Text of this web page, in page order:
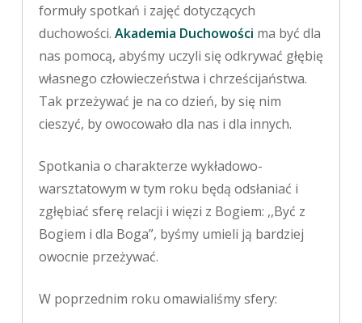
formuły spotkań i zajęć dotyczących
duchowości. Akademia Duchowości ma być dla
nas pomocą, abyśmy uczyli się odkrywać głębię
własnego człowieczeństwa i chrześcijaństwa.
Tak przeżywać je na co dzień, by się nim
cieszyć, by owocowało dla nas i dla innych.
Spotkania o charakterze wykładowo-
warsztatowym w tym roku będą odsłaniać i
zgłębiać sferę relacji i więzi z Bogiem: ,,Być z
Bogiem i dla Boga”, byśmy umieli ją bardziej
owocnie przeżywać.
W poprzednim roku omawialiśmy sfery: